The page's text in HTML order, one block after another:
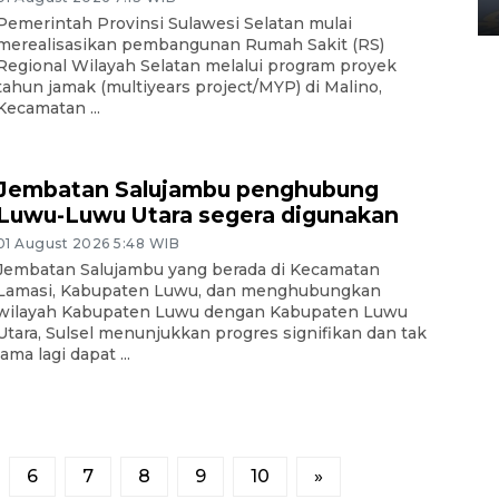
Provinsi Sulawesi Selatan mulai
pembangunan Rumah Sakit (RS)
Wilayah Selatan melalui program proyek
jamak (multiyears project/MYP) di Malino,
...
Salujambu penghubung
Luwu Utara segera digunakan
August 2026 5:48 WIB
Salujambu yang berada di Kecamatan
Kabupaten Luwu, dan menghubungkan
Kabupaten Luwu dengan Kabupaten Luwu
Sulsel menunjukkan progres signifikan dan tak
lagi dapat ...
6 7 8 9 10 »
02 April 2026 12:51 WIB